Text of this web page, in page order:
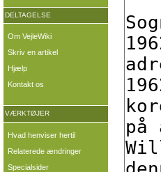
DELTAGELSE
Om VejleWiki
Skriv en artikel
Hjælp
Kontakt os
VÆRKTØJER
Hvad henviser hertil
Relaterede ændringer
Specialsider